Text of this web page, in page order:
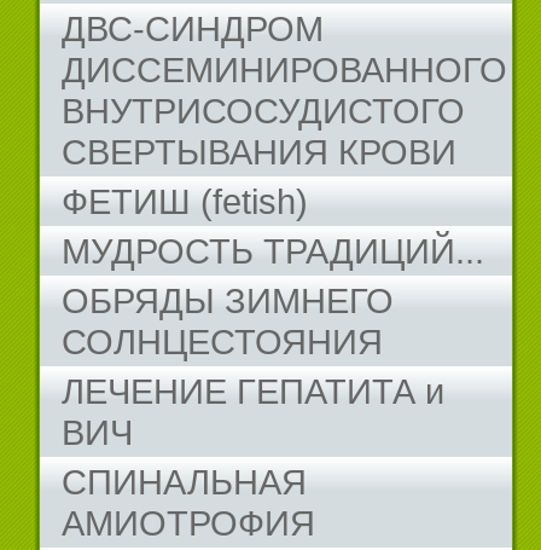
ДВС-СИНДРОМ
ДИССЕМИНИРОВАННОГО
ВНУТРИСОСУДИСТОГО
СВЕРТЫВАНИЯ КРОВИ
ФЕТИШ (fetish)
МУДРОСТЬ ТРАДИЦИЙ...
ОБРЯДЫ ЗИМНЕГО
СОЛНЦЕСТОЯНИЯ
ЛЕЧЕНИЕ ГЕПАТИТА и
ВИЧ
СПИНАЛЬНАЯ
АМИОТРОФИЯ